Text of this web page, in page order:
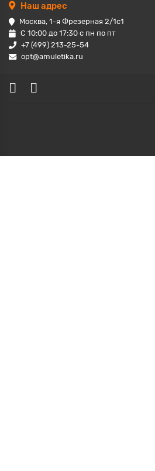
Наш адрес
Москва, 1-я Фрезерная 2/1с1
С 10:00 до 17:30 с пн по пт
+7 (499) 213-25-54
opt@amuletika.ru